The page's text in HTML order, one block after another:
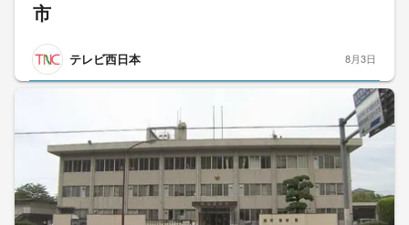
市
テレビ西日本 8月3日